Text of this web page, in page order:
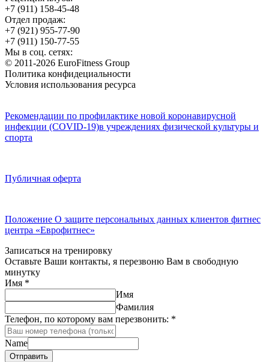
+7 (911) 158-45-48
Отдел продаж:
+7 (921) 955-77-90
+7 (911) 150-77-55
Мы в соц. сетях:
© 2011-2026 EuroFitness Group
Политика конфидециальности
Условия использования ресурса
Рекомендации по профилактике новой коронавирусной
инфекции (COVID-19)в учреждениях физической культуры и
спорта
Публичная оферта
Положение О защите персональных данных клиентов фитнес
центра «Еврофитнес»
Записаться на тренировку
Оставьте Ваши контакты, я перезвоню Вам в свободную
минутку
Имя *
Имя
Фамилия
Телефон, по которому вам перезвонить: *
Name
Отправить